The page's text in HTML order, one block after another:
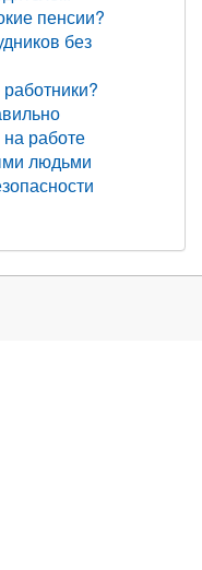
пенсии?
без
работе
людьми